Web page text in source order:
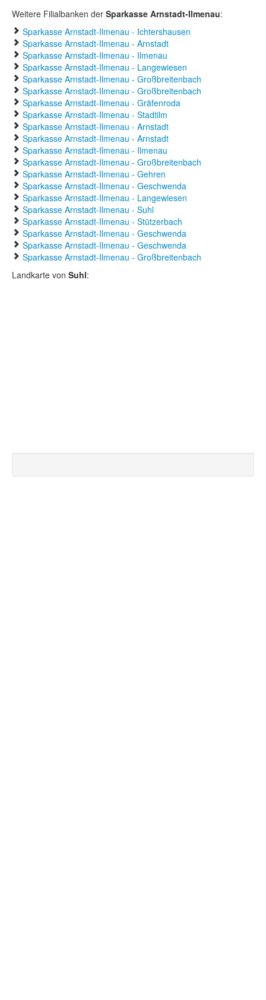
Weitere Filialbanken der Sparkasse Arnstadt-Ilmenau:
Sparkasse Arnstadt-Ilmenau - Ichtershausen
Sparkasse Arnstadt-Ilmenau - Arnstadt
Sparkasse Arnstadt-Ilmenau - Ilmenau
Sparkasse Arnstadt-Ilmenau - Langewiesen
Sparkasse Arnstadt-Ilmenau - Großbreitenbach
Sparkasse Arnstadt-Ilmenau - Großbreitenbach
Sparkasse Arnstadt-Ilmenau - Gräfenroda
Sparkasse Arnstadt-Ilmenau - Stadtilm
Sparkasse Arnstadt-Ilmenau - Arnstadt
Sparkasse Arnstadt-Ilmenau - Arnstadt
Sparkasse Arnstadt-Ilmenau - Ilmenau
Sparkasse Arnstadt-Ilmenau - Großbreitenbach
Sparkasse Arnstadt-Ilmenau - Gehren
Sparkasse Arnstadt-Ilmenau - Geschwenda
Sparkasse Arnstadt-Ilmenau - Langewiesen
Sparkasse Arnstadt-Ilmenau - Suhl
Sparkasse Arnstadt-Ilmenau - Stützerbach
Sparkasse Arnstadt-Ilmenau - Geschwenda
Sparkasse Arnstadt-Ilmenau - Geschwenda
Sparkasse Arnstadt-Ilmenau - Großbreitenbach
Landkarte von Suhl: